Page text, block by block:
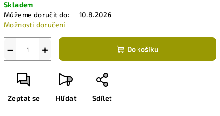
cena:
Skladem
Můžeme doručit do:
10.8.2026
Možnosti doručení
+
− Do košíku
Zeptat se Hlídat Sdílet